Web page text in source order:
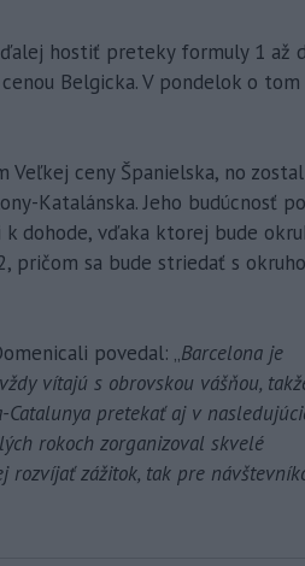
hostiť preteky formuly 1 až
Belgicka. V pondelok o tom
ceny Španielska, no
Katalánska. Jeho budúcnosť po
dohode, vďaka ktorej bude
pričom sa bude striedať s
povedal: „Barcelona je
vítajú s obrovskou vášňou,
pretekať aj v
rokoch zorganizoval skvelé
rozvíjať zážitok, tak pre